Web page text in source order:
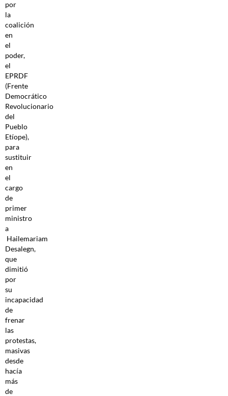
por
la
coalición
en
el
poder,
el
EPRDF
(Frente
Democrático
Revolucionario
del
Pueblo
Etíope),
para
sustituir
en
el
cargo
de
primer
ministro
a
Hailemariam
Desalegn,
que
dimitió
por
su
incapacidad
de
frenar
las
protestas,
masivas
desde
hacía
más
de